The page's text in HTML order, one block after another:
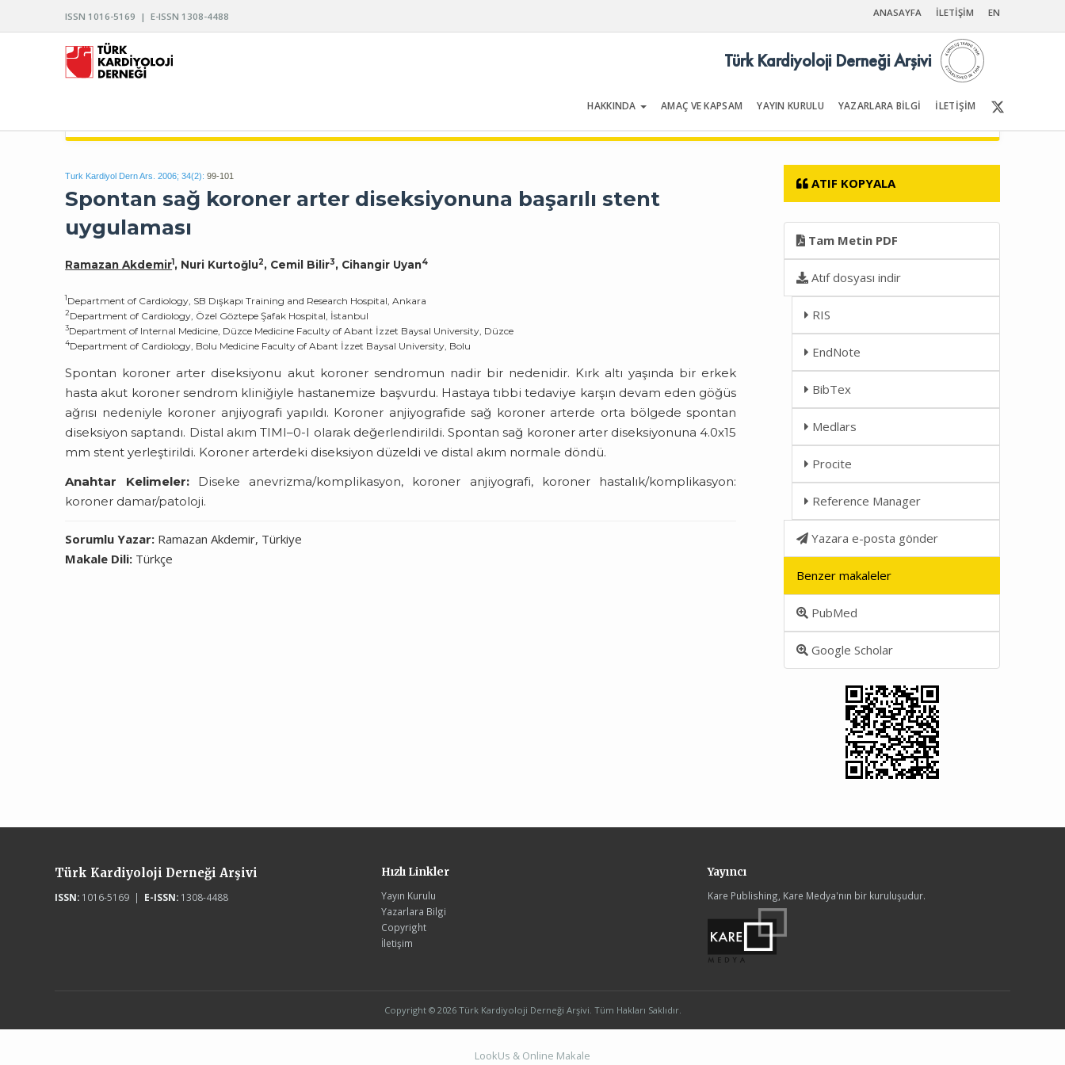
ISSN 1016-5169 | E-ISSN 1308-4488 ANASAYFA İLETİŞİM EN
HAKKINDA AMAÇ VE KAPSAM YAYIN KURULU YAZARLARA BİLGİ İLETİŞİM
Türk Kardiyoloji Derneği Arşivi
Turk Kardiyol Dern Ars. 2006; 34(2): 99-101
Spontan sağ koroner arter diseksiyonuna başarılı stent
uygulaması
Ramazan Akdemir1, Nuri Kurtoğlu2, Cemil Bilir3, Cihangir Uyan4
1Department of Cardiology, SB Dışkapı Training and Research Hospital, Ankara
2Department of Cardiology, Özel Göztepe Şafak Hospital, İstanbul
3Department of Internal Medicine, Düzce Medicine Faculty of Abant İzzet Baysal University, Düzce
4Department of Cardiology, Bolu Medicine Faculty of Abant İzzet Baysal University, Bolu
Spontan koroner arter diseksiyonu akut koroner sendromun nadir bir nedenidir. Kırk altı yaşında bir erkek
hasta akut koroner sendrom kliniğiyle hastanemize başvurdu. Hastaya tıbbi tedaviye karşın devam eden göğüs
ağrısı nedeniyle koroner anjiyografi yapıldı. Koroner anjiyografide sağ koroner arterde orta bölgede spontan
diseksiyon saptandı. Distal akım TIMI–0-I olarak değerlendirildi. Spontan sağ koroner arter diseksiyonuna 4.0x15
mm stent yerleştirildi. Koroner arterdeki diseksiyon düzeldi ve distal akım normale döndü.
Anahtar Kelimeler:Diseke anevrizma/komplikasyon, koroner anjiyografi, koroner hastalık/komplikasyon:
koroner damar/patoloji.
Sorumlu Yazar: Ramazan Akdemir, Türkiye
Makale Dili: Türkçe
ATIF KOPYALA
Tam Metin PDF
Atıf dosyası indir
RIS
EndNote
BibTex
Medlars
Procite
Reference Manager
Yazara e-posta gönder
Benzer makaleler
PubMed
Google Scholar
Türk Kardiyoloji Derneği Arşivi
ISSN:1016-5169 | E-ISSN:1308-4488
Hızlı Linkler
Yayın Kurulu
Yazarlara Bilgi
Copyright
İletişim
Yayıncı
Kare Publishing, Kare Medya'nın bir kuruluşudur.
Copyright © 2026 Türk Kardiyoloji Derneği Arşivi. Tüm Hakları Saklıdır.
LookUs & Online Makale